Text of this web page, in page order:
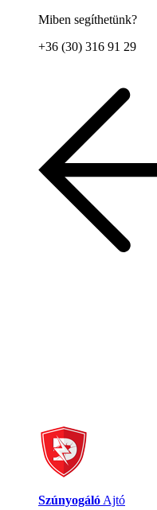
Miben segíthetünk?
+36 (30) 316 91 29
Szúnyogáló Ajtó